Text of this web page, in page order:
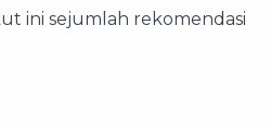
ini sejumlah rekomendasi